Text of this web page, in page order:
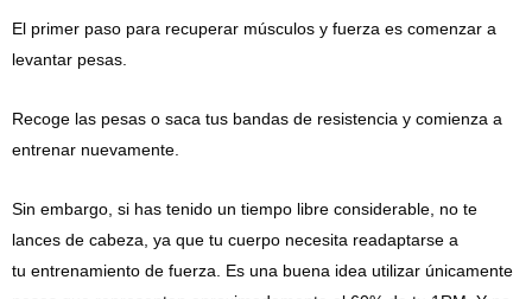
El primer paso para recuperar músculos y fuerza es comenzar a
levantar pesas.
Recoge las pesas o saca tus bandas de resistencia y comienza a
entrenar nuevamente.
Sin embargo, si has tenido un tiempo libre considerable, no te
lances de cabeza, ya que tu cuerpo necesita readaptarse a
tu entrenamiento de fuerza. Es una buena idea utilizar únicamente